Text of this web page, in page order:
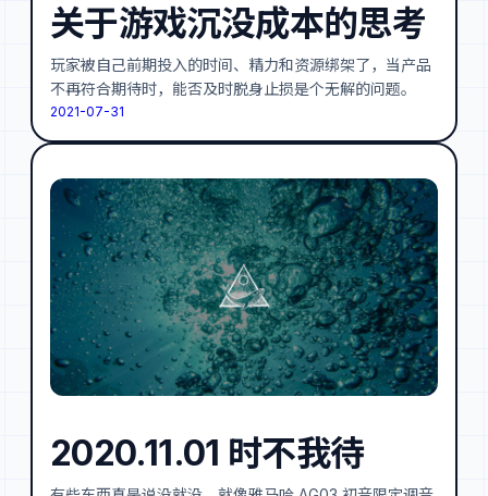
关于游戏沉没成本的思考
玩家被自己前期投入的时间、精力和资源绑架了，当产品
不再符合期待时，能否及时脱身止损是个无解的问题。
2021-07-31
2020.11.01 时不我待